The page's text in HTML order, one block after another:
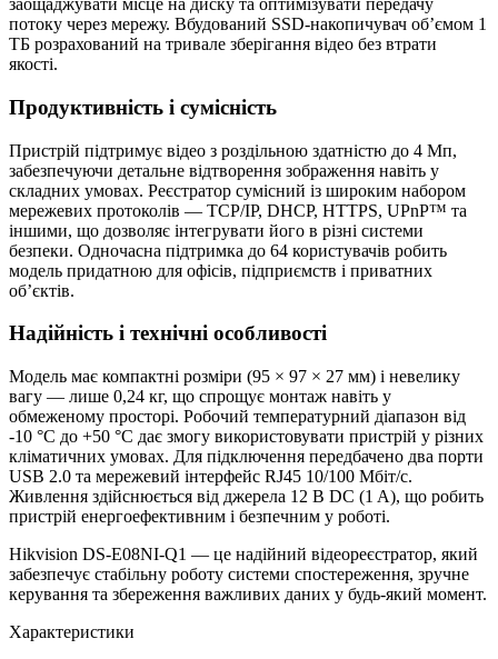
заощаджувати місце на диску та оптимізувати передачу
потоку через мережу. Вбудований SSD-накопичувач об’ємом 1
ТБ розрахований на тривале зберігання відео без втрати
якості.
Продуктивність і сумісність
Пристрій підтримує відео з роздільною здатністю до 4 Мп,
забезпечуючи детальне відтворення зображення навіть у
складних умовах. Реєстратор сумісний із широким набором
мережевих протоколів — TCP/IP, DHCP, HTTPS, UPnP™ та
іншими, що дозволяє інтегрувати його в різні системи
безпеки. Одночасна підтримка до 64 користувачів робить
модель придатною для офісів, підприємств і приватних
об’єктів.
Надійність і технічні особливості
Модель має компактні розміри (95 × 97 × 27 мм) і невелику
вагу — лише 0,24 кг, що спрощує монтаж навіть у
обмеженому просторі. Робочий температурний діапазон від
-10 °C до +50 °C дає змогу використовувати пристрій у різних
кліматичних умовах. Для підключення передбачено два порти
USB 2.0 та мережевий інтерфейс RJ45 10/100 Мбіт/с.
Живлення здійснюється від джерела 12 В DC (1 A), що робить
пристрій енергоефективним і безпечним у роботі.
Hikvision DS-E08NI-Q1 — це надійний відеореєстратор, який
забезпечує стабільну роботу системи спостереження, зручне
керування та збереження важливих даних у будь-який момент.
Характеристики